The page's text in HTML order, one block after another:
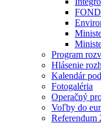
Program
Hlásenie
Kalendár
Fotogaléria
Operačný
Voľby do
Referendum